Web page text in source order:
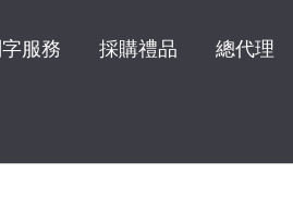
服務 採購禮品 總代理